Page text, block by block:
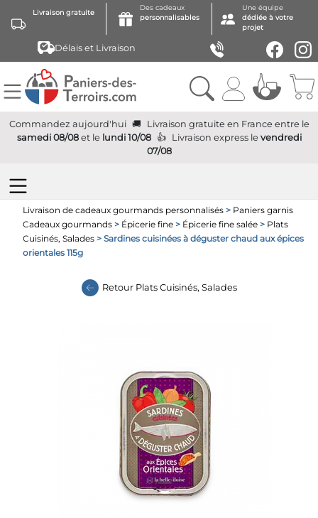
Livraison gratuite
Des cadeaux
personnalisables
Une équipe
dédiée à votre
projet
Délais et Livraison
Commandez aujourd'hui Livraison gratuite en France entre le
samedi 08/08et le lundi 10/08 Livraison expressle vendredi
07/08
Livraison de cadeaux gourmands personnalisés > Paniers garnis
Cadeaux gourmands > Épicerie fine > Épicerie fine salée > Plats
Cuisinés, Salades > Sardines cuisinées à déguster chaud aux épices
orientales 115g
RetourPlats Cuisinés, Salades